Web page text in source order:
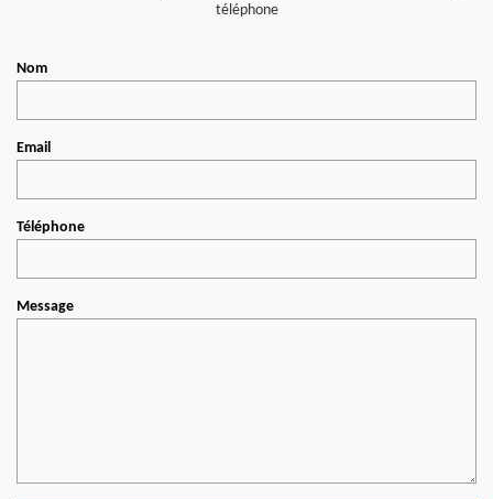
téléphone
Nom
Email
Téléphone
Message